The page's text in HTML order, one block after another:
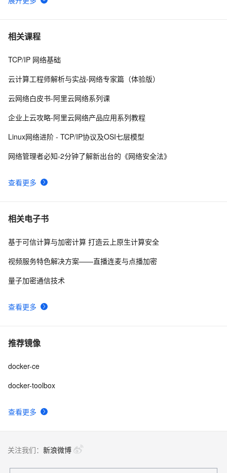
6 浅谈网络攻击追踪溯源
7 VMware的网络配置---bridge，nat和hosts详解（一）
8 【学习记录】《DeepLearning.ai》第十课：卷积神经网
1027、深入理解计算机系统笔记，网络编程
相关课程
查看更多
TCP/IP 网络基础
云计算工程师解析与实战-网络专家篇（体验版）
云网络白皮书-阿里云网络系列课
企业上云攻略-阿里云网络产品应用系列教程
Linux网络进阶 - TCP/IP协议及OSI七层模型
网络管理者必知-2分钟了解新出台的《网络安全法》
相关电子书
查看更多
基于可信计算与加密计算 打造云上原生计算安全
视频服务特色解决方案——直播连麦与点播加密
量子加密通信技术
推荐镜像
查看更多
docker-ce
docker-toolbox
关注我们： 新浪微博